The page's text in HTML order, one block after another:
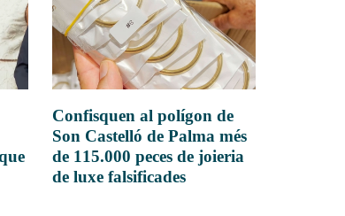
Confisquen al polígon de
Son Castelló de Palma més
de 115.000 peces de joieria
de luxe falsificades